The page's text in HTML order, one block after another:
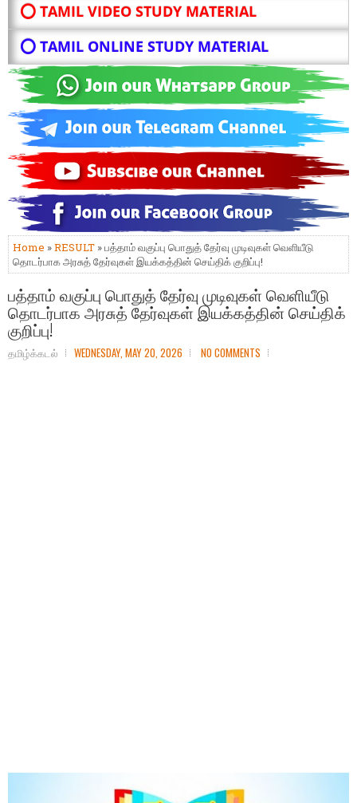
⭕ TAMIL VIDEO STUDY MATERIAL
⭕ TAMIL ONLINE STUDY MATERIAL
Home »RESULT » பத்தாம் வகுப்பு பொதுத் தேர்வு முடிவுகள் வெளியீடு
தொடர்பாக அரசுத் தேர்வுகள் இயக்கத்தின் செய்திக் குறிப்பு!
பத்தாம் வகுப்பு பொதுத் தேர்வு முடிவுகள் வெளியீடு
தொடர்பாக அரசுத் தேர்வுகள் இயக்கத்தின் செய்திக்
குறிப்பு!
தமிழ்க்கடல் WEDNESDAY, MAY 20, 2026 NO COMMENTS